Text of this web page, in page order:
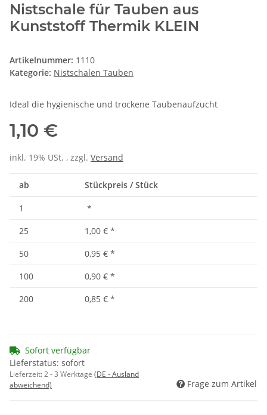
Nistschale für Tauben aus
Kunststoff Thermik KLEIN
Artikelnummer: 1110
Kategorie: Nistschalen Tauben
Ideal die hygienische und trockene Taubenaufzucht
1,10 €
inkl. 19% USt. , zzgl. Versand
ab Stückpreis / Stück
1
*
25
1,00 € *
50
0,95 € *
100
0,90 € *
200
0,85 € *
Sofort verfügbar
Lieferstatus: sofort
Lieferzeit:2 - 3 Werktage (DE - Ausland
abweichend)
Frage zum Artikel